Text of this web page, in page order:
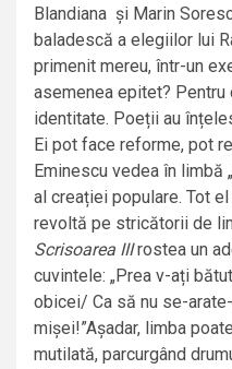
Blandiana și Marin
baladescă a elegiilor lui
primenit mereu, într-un
asemenea epitet?
identitate. Poeții au
Ei pot face reforme, pot
Eminescu vedea în limbă
al creației populare. Tot
revoltă pe stricătorii de
Scrisoarea IIIrostea un
cuvintele: „Prea v-ați
obicei/ Ca să nu se-
mișei!”Așadar, limba
mutilată, parcurgând